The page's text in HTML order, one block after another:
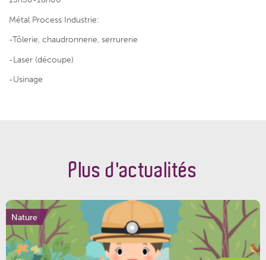
Métal Process Industrie:
-Tôlerie, chaudronnerie, serrurerie
-Laser (découpe)
-Usinage
Plus d'actualités
Nature